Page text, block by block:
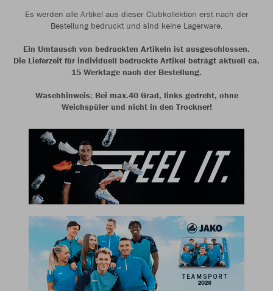
Es werden alle Artikel aus dieser Clubkollektion erst nach der
Bestellung bedruckt und sind keine Lagerware.
Ein Umtausch von bedruckten Artikeln ist ausgeschlossen.
Die Lieferzeit für individuell bedruckte Artikel beträgt aktuell ca.
15 Werktage nach der Bestellung.
Waschhinweis: Bei max.40 Grad, links gedreht, ohne
Weichspüler und nicht in den Trockner!